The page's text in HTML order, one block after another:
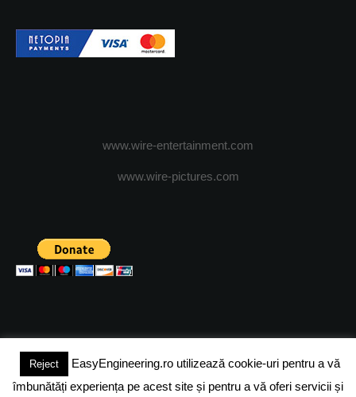
www.wire-entertainment.com
www.wire-pictures.com
(c) 2024 - FineEngineeringMagazine. All rights reserved.
Reject
EasyEngineering.ro utilizează cookie-uri pentru a vă
îmbunătăți experiența pe acest site și pentru a vă oferi servicii și